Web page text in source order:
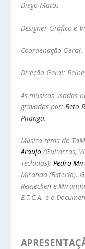
Diego Matos
Designer Gráfico e
Coordenação
Direção Geral:
As músicas usadas
gravadas por: Beto
Pitanga.
Música tema do
Araujo(Guitarras,
Teclados);Pedro
Miranda (Bateria).
Reinecken e
E.T.C.A. e o